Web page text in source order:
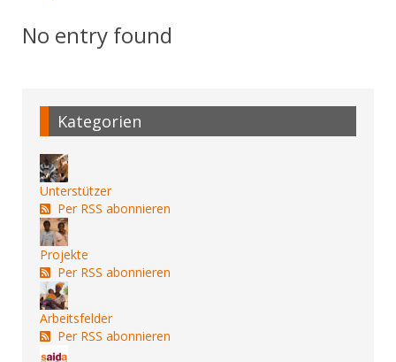
No entry found
Kategorien
Unterstützer
Per RSS abonnieren
Projekte
Per RSS abonnieren
Arbeitsfelder
Per RSS abonnieren